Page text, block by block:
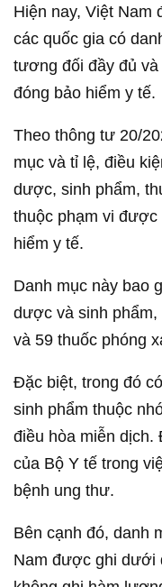
Hiện nay, Việt Nam
các quốc gia có
tương đối đầy đủ
đóng bảo hiểm y tế.
Theo thông tư 20/
mục và tỉ lệ, điều
dược, sinh phẩm,
thuộc phạm vi
hiểm y tế.
Danh mục này bao
dược và sinh
và 59 thuốc phóng
Đặc biệt, trong đó
sinh phẩm thuộc
điều hòa miễn dịch.
của Bộ Y tế trong
bệnh ung thư.
Bên cạnh đó, danh
Nam được ghi dưới